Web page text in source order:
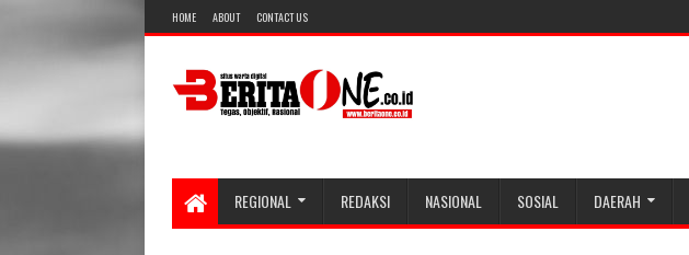
HOME ABOUT CONTACT US
REGIONAL REDAKSI NASIONAL SOSIAL DAERAH